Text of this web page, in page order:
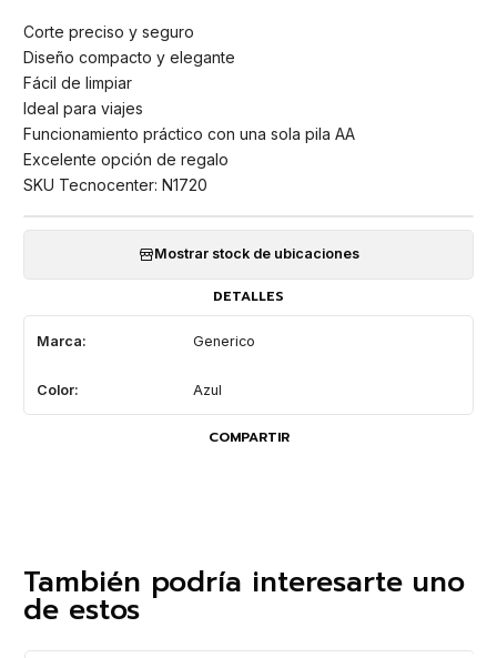
Corte preciso y seguro
Diseño compacto y elegante
Fácil de limpiar
Ideal para viajes
Funcionamiento práctico con una sola pila AA
Excelente opción de regalo
SKU Tecnocenter: N1720
Mostrar stock de ubicaciones
DETALLES
Marca: Generico
Color: Azul
COMPARTIR
También podría interesarte uno
de estos